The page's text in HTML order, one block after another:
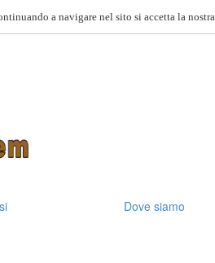
a navigare nel sito si accetta la nostra
Dove siamo